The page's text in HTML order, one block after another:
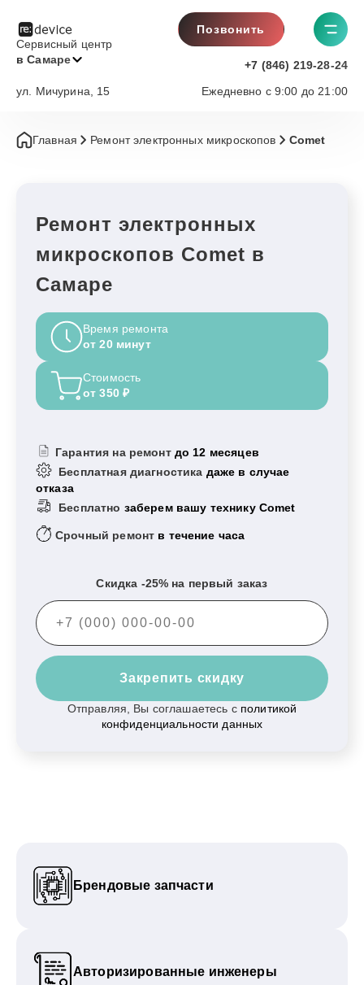
Сервисный центр
в Самаре
Позвонить
+7 (846) 219-28-24
Ежедневно с 9:00 до 21:00
ул. Мичурина, 15
Главная Ремонт электронных микроскопов Comet
Ремонт электронных
микроскопов Comet в
Самаре
Время ремонта
от 20 минут
Стоимость
от 350 ₽
Гарантия на ремонт до 12 месяцев
Бесплатная диагностика даже в случае
отказа
Бесплатно заберем вашу технику Comet
Срочный ремонт в течение часа
Скидка -25% на первый заказ
Закрепить скидку
Отправляя, Вы соглашаетесь с политикой
конфиденциальности данных
Брендовые запчасти
Авторизированные инженеры